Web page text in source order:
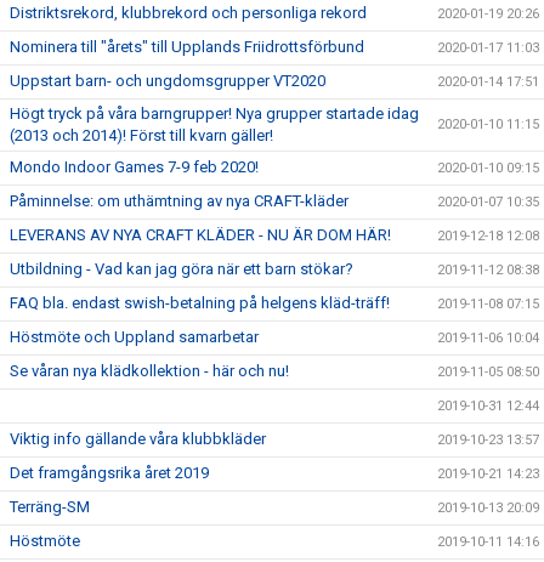
Distriktsrekord, klubbrekord och personliga rekord 2020-01-19 20:26
Nominera till "årets" till Upplands Friidrottsförbund 2020-01-17 11:03
Uppstart barn- och ungdomsgrupper VT2020 2020-01-14 17:51
Högt tryck på våra barngrupper! Nya grupper startade idag
(2013 och 2014)! Först till kvarn gäller!
2020-01-10 11:15
Mondo Indoor Games 7-9 feb 2020! 2020-01-10 09:15
Påminnelse: om uthämtning av nya CRAFT-kläder 2020-01-07 10:35
LEVERANS AV NYA CRAFT KLÄDER - NU ÄR DOM HÄR! 2019-12-18 12:08
Utbildning - Vad kan jag göra när ett barn stökar? 2019-11-12 08:38
FAQ bla. endast swish-betalning på helgens kläd-träff! 2019-11-08 07:15
Höstmöte och Uppland samarbetar 2019-11-06 10:04
Se våran nya klädkollektion - här och nu! 2019-11-05 08:50
2019-10-31 12:44
Viktig info gällande våra klubbkläder 2019-10-23 13:57
Det framgångsrika året 2019 2019-10-21 14:23
Terräng-SM 2019-10-13 20:09
Höstmöte 2019-10-11 14:16